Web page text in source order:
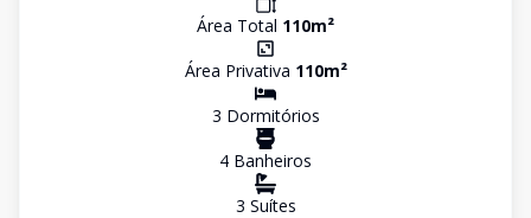
Área Total 110m²
Área Privativa 110m²
3 Dormitórios
4 Banheiros
3 Suítes